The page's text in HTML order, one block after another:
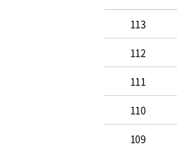
113
112
111
110
109